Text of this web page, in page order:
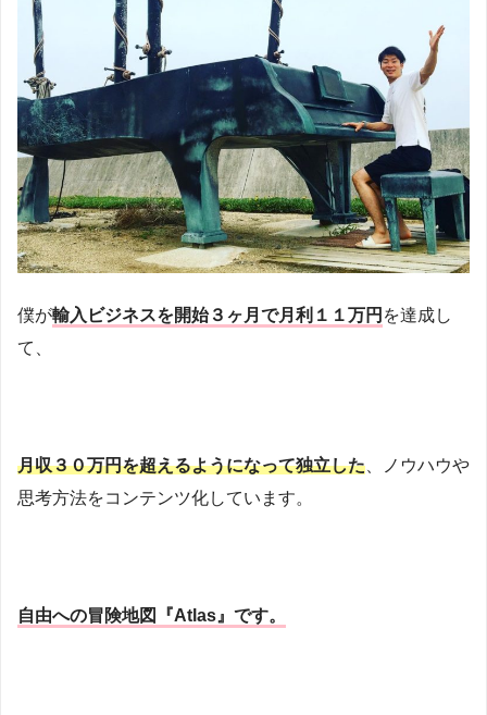
僕が輸入ビジネスを開始３ヶ月で月利１１万円 を達成し
て、
月収３０万円を超えるようになって独立した 、ノウハウや
思考方法をコンテンツ化しています。
自由への冒険地図『Atlas』です。